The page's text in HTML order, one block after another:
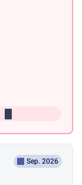
Sep. 2026